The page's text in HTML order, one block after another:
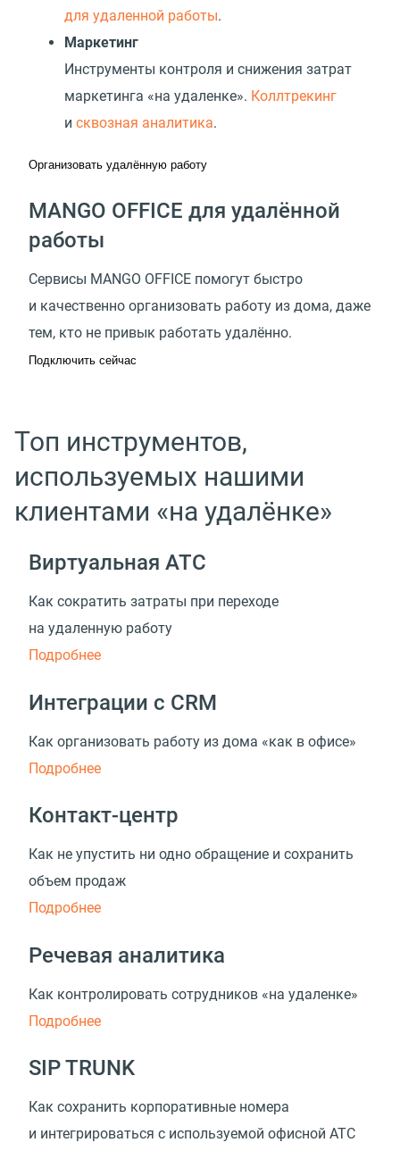
для удаленной работы.
Маркетинг
Инструменты контроля и снижения затрат
маркетинга «на удаленке». Коллтрекинг
и сквозная аналитика.
Организовать удалённую работу
MANGO OFFICE для удалённой
работы
Сервисы MANGO OFFICE помогут быстро
и качественно организовать работу из дома, даже
тем, кто не привык работать удалённо.
Подключить сейчас
Топ инструментов,
используемых нашими
клиентами «на удалёнке»
Виртуальная АТС
Как сократить затраты при переходе
на удаленную работу
Подробнее
Интеграции с CRM
Как организовать работу из дома «как в офисе»
Подробнее
Контакт-центр
Как не упустить ни одно обращение и сохранить
объем продаж
Подробнее
Речевая аналитика
Как контролировать сотрудников «на удаленке»
Подробнее
SIP TRUNK
Как сохранить корпоративные номера
и интегрироваться с используемой офисной АТС